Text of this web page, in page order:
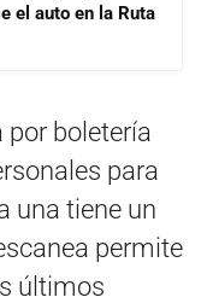
el auto en la Ruta
por boletería
para
una tiene un
permite
últimos